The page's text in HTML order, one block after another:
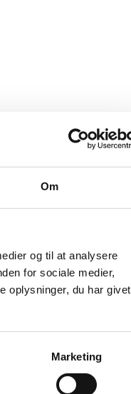
Om
og til at analysere
for sociale medier,
oplysninger, du har givet
Marketing